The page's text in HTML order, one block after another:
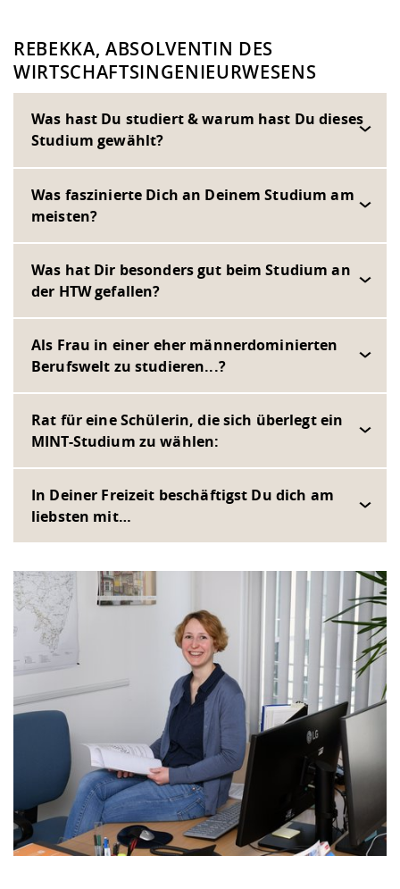
REBEKKA, ABSOLVENTIN DES
WIRTSCHAFTSINGENIEURWESENS
Was hast Du studiert & warum hast Du dieses
Studium gewählt?
Was faszinierte Dich an Deinem Studium am
meisten?
Was hat Dir besonders gut beim Studium an
der HTW gefallen?
Als Frau in einer eher männerdominierten
Berufswelt zu studieren...?
Rat für eine Schülerin, die sich überlegt ein
MINT-Studium zu wählen:
In Deiner Freizeit beschäftigst Du dich am
liebsten mit…